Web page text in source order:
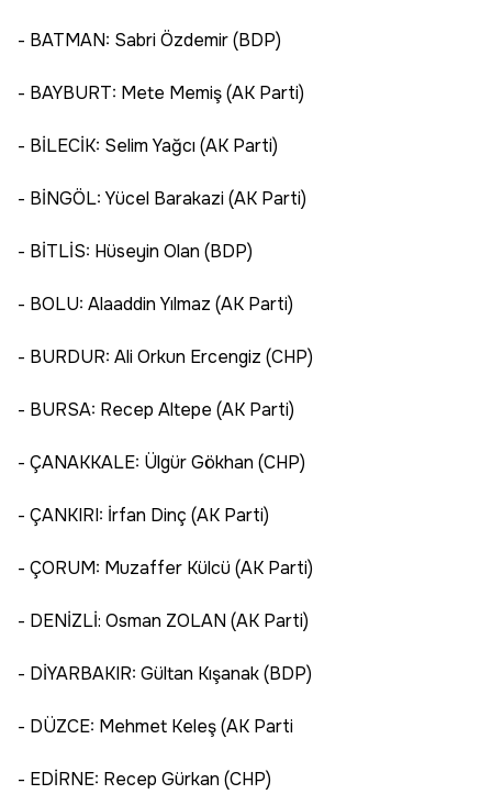
- BATMAN: Sabri Özdemir (BDP)
- BAYBURT: Mete Memiş (AK Parti)
- BİLECİK: Selim Yağcı (AK Parti)
- BİNGÖL: Yücel Barakazi (AK Parti)
- BİTLİS: Hüseyin Olan (BDP)
- BOLU: Alaaddin Yılmaz (AK Parti)
- BURDUR: Ali Orkun Ercengiz (CHP)
- BURSA: Recep Altepe (AK Parti)
- ÇANAKKALE: Ülgür Gökhan (CHP)
- ÇANKIRI: İrfan Dinç (AK Parti)
- ÇORUM: Muzaffer Külcü (AK Parti)
- DENİZLİ: Osman ZOLAN (AK Parti)
- DİYARBAKIR: Gültan Kışanak (BDP)
- DÜZCE: Mehmet Keleş (AK Parti
- EDİRNE: Recep Gürkan (CHP)